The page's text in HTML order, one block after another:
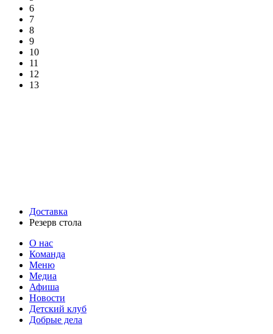
6
7
8
9
10
11
12
13
Доставка
Резерв стола
О нас
Команда
Меню
Медиа
Афиша
Новости
Детский клуб
Добрые дела